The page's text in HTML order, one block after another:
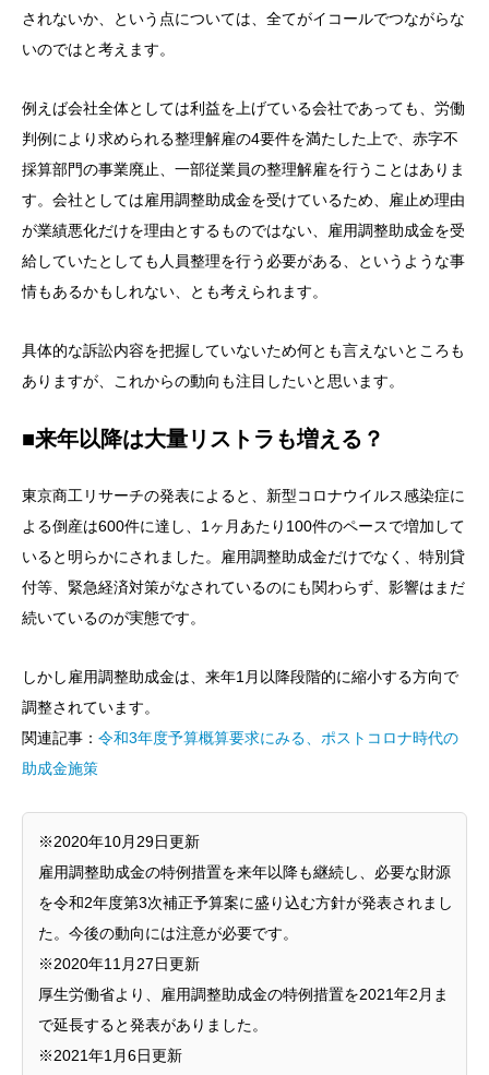
されないか、という点については、全てがイコールでつながらな
いのではと考えます。
例えば会社全体としては利益を上げている会社であっても、労働
判例により求められる整理解雇の4要件を満たした上で、赤字不
採算部門の事業廃止、一部従業員の整理解雇を行うことはありま
す。会社としては雇用調整助成金を受けているため、雇止め理由
が業績悪化だけを理由とするものではない、雇用調整助成金を受
給していたとしても人員整理を行う必要がある、というような事
情もあるかもしれない、とも考えられます。
具体的な訴訟内容を把握していないため何とも言えないところも
ありますが、これからの動向も注目したいと思います。
■来年以降は大量リストラも増える？
東京商工リサーチの発表によると、新型コロナウイルス感染症に
よる倒産は600件に達し、1ヶ月あたり100件のペースで増加して
いると明らかにされました。雇用調整助成金だけでなく、特別貸
付等、緊急経済対策がなされているのにも関わらず、影響はまだ
続いているのが実態です。
しかし雇用調整助成金は、来年1月以降段階的に縮小する方向で
調整されています。
関連記事： 令和3年度予算概算要求にみる、ポストコロナ時代の
助成金施策
※2020年10月29日更新
雇用調整助成金の特例措置を来年以降も継続し、必要な財源
を令和2年度第3次補正予算案に盛り込む方針が発表されまし
た。今後の動向には注意が必要です。
※2020年11月27日更新
厚生労働省より、雇用調整助成金の特例措置を2021年2月ま
で延長すると発表がありました。
※2021年1月6日更新